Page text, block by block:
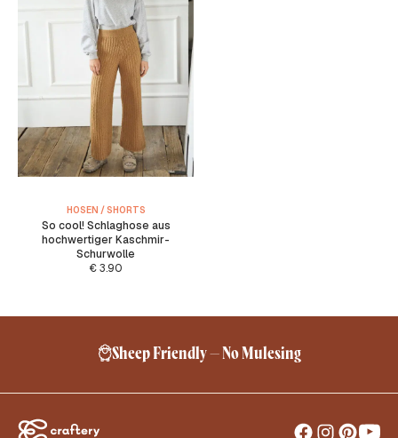
HOSEN / SHORTS
So cool! Schlaghose aus
hochwertiger Kaschmir-
Schurwolle
€3.90
Sheep Friendly – No Mulesing